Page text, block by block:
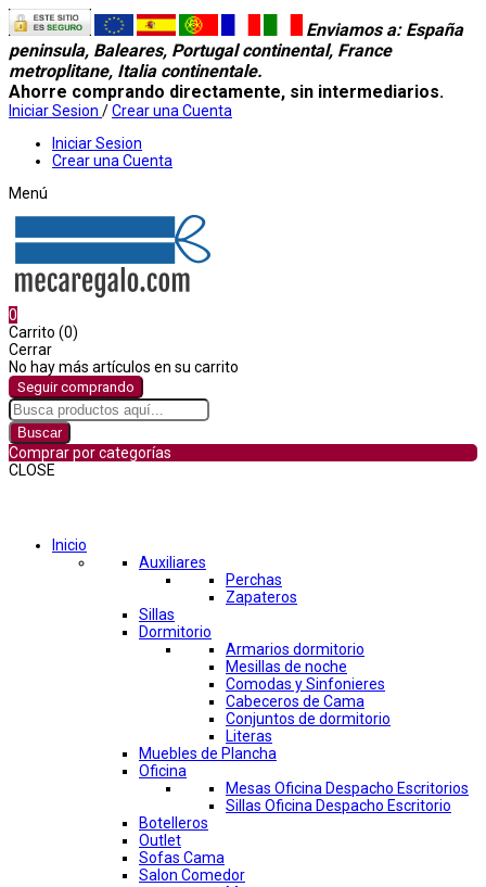
Enviamos a: España
peninsula, Baleares, Portugal continental, France
metroplitane, Italia continentale.
Ahorre comprando directamente, sin intermediarios.
Iniciar Sesion /Crear una Cuenta
Iniciar Sesion
Crear una Cuenta
Menú
0
Carrito (0)
Cerrar
No hay más artículos en su carrito
Seguir comprando
Buscar
Comprar por categorías
CLOSE
Inicio
Auxiliares
Perchas
Zapateros
Sillas
Dormitorio
Armarios dormitorio
Mesillas de noche
Comodas y Sinfonieres
Cabeceros de Cama
Conjuntos de dormitorio
Literas
Muebles de Plancha
Oficina
Mesas Oficina Despacho Escritorios
Sillas Oficina Despacho Escritorio
Botelleros
Outlet
Sofas Cama
Salon Comedor